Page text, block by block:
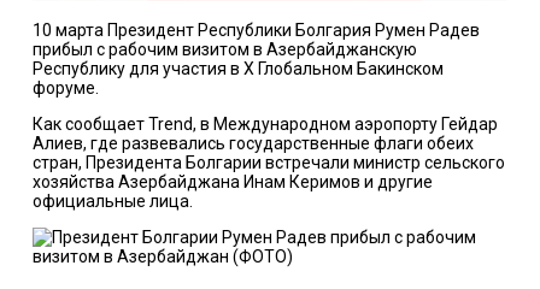
10 марта Президент Республики Болгария Румен Радев
прибыл с рабочим визитом в Азербайджанскую
Республику для участия в X Глобальном Бакинском
форуме.
Как сообщает Trend, в Международном аэропорту Гейдар
Алиев, где развевались государственные флаги обеих
стран, Президента Болгарии встречали министр сельского
хозяйства Азербайджана Инам Керимов и другие
официальные лица.